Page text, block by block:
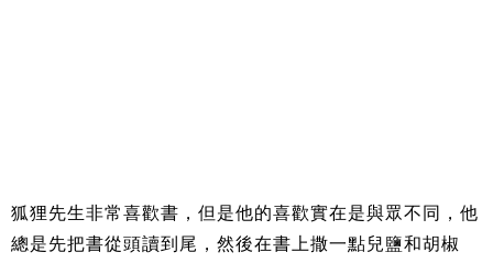
狐狸先生非常喜歡書，但是他的喜歡實在是與眾不同，他
總是先把書從頭讀到尾，然後在書上撒一點兒鹽和胡椒